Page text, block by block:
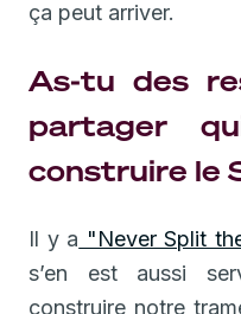
ça peut arriver.
As-tu des
partager
construire le
Il y a "Never Split
s’en est aussi
construire notre